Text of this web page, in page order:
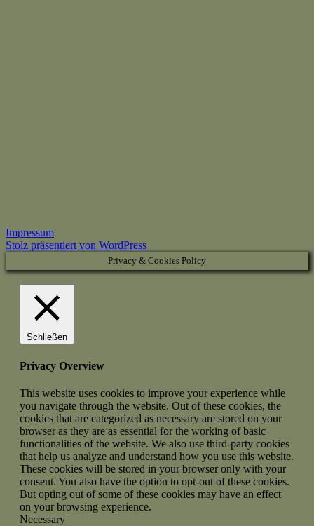
Impressum
Stolz präsentiert von WordPress
Privacy & Cookies Policy
Schließen
Privacy Overview
This website uses cookies to improve your experience while
you navigate through the website. Out of these cookies, the
cookies that are categorized as necessary are stored on your
browser as they are as essential for the working of basic
functionalities of the website. We also use third-party cookies
that help us analyze and understand how you use this website.
These cookies will be stored in your browser only with your
consent. You also have the option to opt-out of these cookies.
But opting out of some of these cookies may have an effect
on your browsing experience.
Necessary